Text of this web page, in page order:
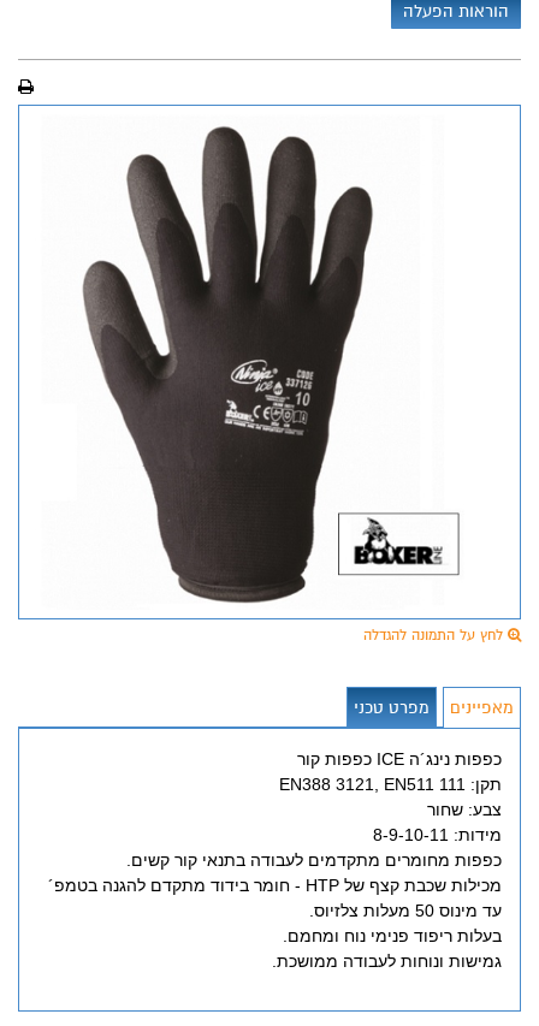
הוראות הפעלה
לחץ על התמונה להגדלה
מאפיינים מפרט טכני
כפפות נינג´ה ICE כפפות קור
תקן: EN388 3121, EN511 111
צבע: שחור
מידות: 8-9-10-11
כפפות מחומרים מתקדמים לעבודה בתנאי קור קשים.
מכילות שכבת קצף של HTP - חומר בידוד מתקדם להגנה בטמפ´
עד מינוס 50 מעלות צלזיוס.
בעלות ריפוד פנימי נוח ומחמם.
גמישות ונוחות לעבודה ממושכת.